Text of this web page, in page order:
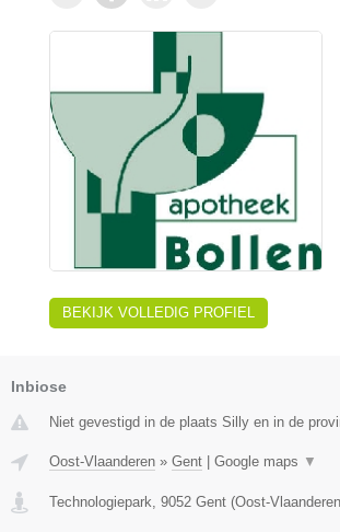
BEKIJK VOLLEDIG PROFIEL
Inbiose
Niet gevestigd in de plaats Silly en in de
Oost-Vlaanderen » Gent Google maps ▼
Technologiepark 9052 Gent (Oost-Vlaanderen